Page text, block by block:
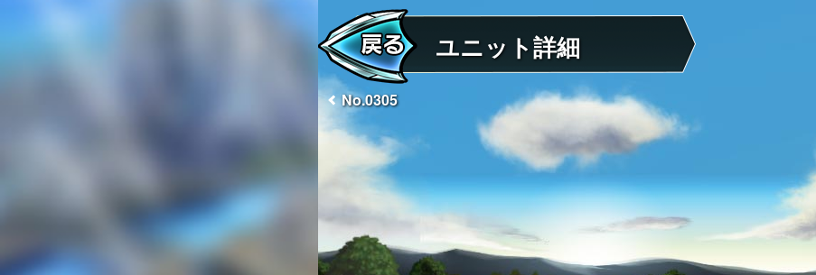
ユニット詳細
No.0305